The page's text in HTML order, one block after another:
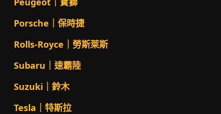
Porsche｜保時捷
Rolls-Royce｜勞斯萊斯
Subaru｜速霸陸
Suzuki｜鈴木
Tesla｜特斯拉